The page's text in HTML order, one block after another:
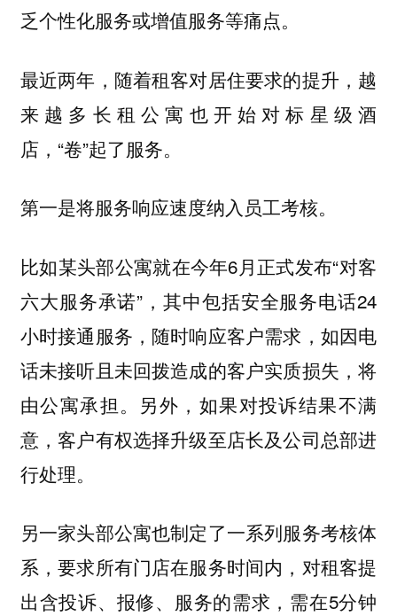
乏个性化服务或增值服务等痛点。
最近两年，随着租客对居住要求的提升，越
来越多长租公寓也开始对标星级酒
店，“卷”起了服务。
第一是将服务响应速度纳入员工考核。
比如某头部公寓就在今年6月正式发布“对客
六大服务承诺”，其中包括安全服务电话24
小时接通服务，随时响应客户需求，如因电
话未接听且未回拨造成的客户实质损失，将
由公寓承担。另外，如果对投诉结果不满
意，客户有权选择升级至店长及公司总部进
行处理。
另一家头部公寓也制定了一系列服务考核体
系，要求所有门店在服务时间内，对租客提
出含投诉、报修、服务的需求，需在5分钟